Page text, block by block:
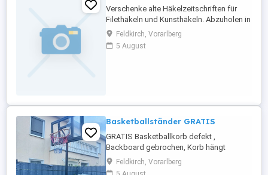
Verschenke alte Häkelzeitschriften für
Filethäkeln und Kunsthäkeln. Abzuholen in
Rankweil
Feldkirch, Vorarlberg
5 August
Basketballständer GRATIS
GRATIS Basketballkorb defekt ,
Backboard gebrochen, Korb hängt
schräg.Feldkirch, Vorarlberg